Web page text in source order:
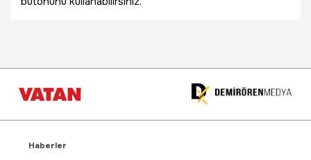
Haberler